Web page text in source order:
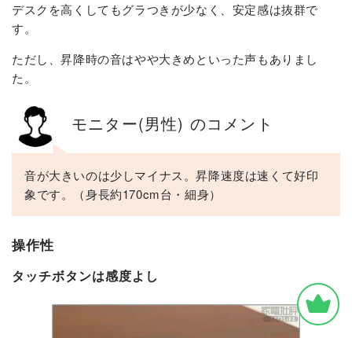
デスクを高くしてもグラつきが少なく、安定感は抜群で
す。
ただし、昇降時の音はやや大きめといった声もありまし
た。
モニター(男性) のコメント
音が大きいのは少しマイナス。昇降速度は速くて好印
象です。（身長約170cm台・細身）
操作性
タッチボタンは感度よし